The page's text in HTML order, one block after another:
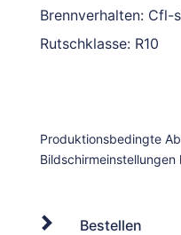
Brennverhalten: Cfl-
Rutschklasse: R10
Bestellen